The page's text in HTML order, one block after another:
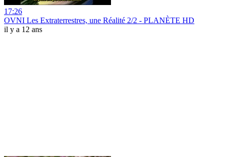
17:26
OVNI Les Extraterrestres, une Réalité 2/2 - PLANÈTE HD
il y a 12 ans